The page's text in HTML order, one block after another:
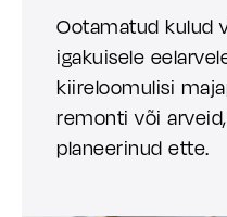
Ootamatud kulud
igakuisele
kiireloomulisi
remonti või
planeerinud ette.